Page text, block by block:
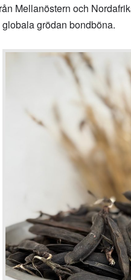
Mellanöstern och
grödan bondböna.